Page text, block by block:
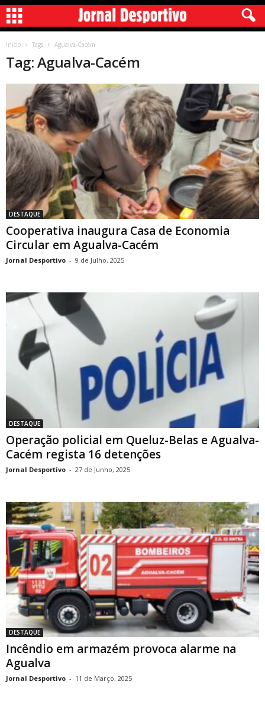
Início Tags Agualva-Cacém
Tag: Agualva-Cacém
DESTAQUE
Cooperativa inaugura Casa de Economia
Circular em Agualva-Cacém
Jornal Desportivo - 9 de Julho, 2025
DESTAQUE
Operação policial em Queluz-Belas e Agualva-
Cacém regista 16 detenções
Jornal Desportivo - 27 de Junho, 2025
DESTAQUE
Incêndio em armazém provoca alarme na
Agualva
Jornal Desportivo - 11 de Março, 2025